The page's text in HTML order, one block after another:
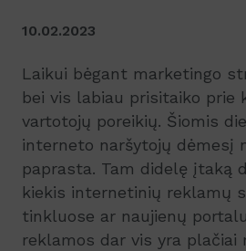
10.02.2023
Laikui bėgant marketingo
bei vis labiau prisitaiko prie
vartotojų poreikių. Šiomis
interneto naršytojų dėmesį
paprasta. Tam didelę įtaką
kiekis internetinių reklamų
tinkluose ar naujienų
reklamos dar vis yra plačiai